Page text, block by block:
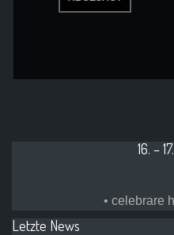
16. –
• celebrare
Letzte News